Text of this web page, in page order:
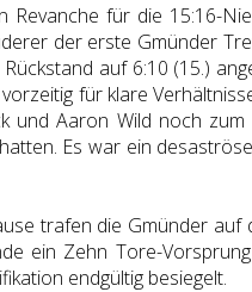
für die 15:16-
der erste Gmünder
auf 6:10 (15.)
für klare
Aaron Wild noch
Es war ein
trafen die Gmünder
ein Zehn Tore-
endgültig besiegelt.